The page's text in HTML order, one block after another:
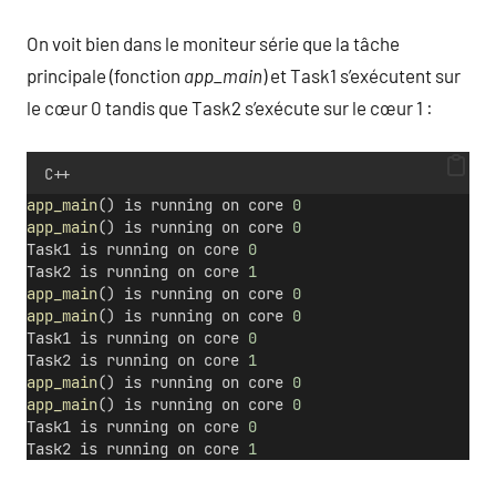
On voit bien dans le moniteur série que la tâche
principale (fonction app_main) et Task1 s’exécutent sur
le cœur 0 tandis que Task2 s’exécute sur le cœur 1 :
C++
app_main() is running on core 0
app_main() is running on core 0
Task1 is running on core 0
Task2 is running on core 1
app_main() is running on core 0
app_main() is running on core 0
Task1 is running on core 0
Task2 is running on core 1
app_main() is running on core 0
app_main() is running on core 0
Task1 is running on core 0
Task2 is running on core 1